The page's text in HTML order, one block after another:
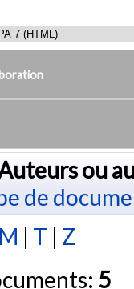
ou
de
M | T | Z
5